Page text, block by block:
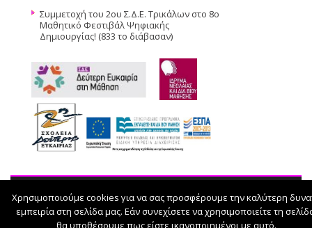
Συμμετοχή του 2ου Σ.Δ.Ε. Τρικάλων στο 8ο
Μαθητικό Φεστιβάλ Ψηφιακής
Δημιουργίας! (833 το διάβασαν)
© 2026
Χρησιμοποιούμε cookies για να σας προσφέρουμε την καλύτερη
εμπειρία στη σελίδα μας. Εάν συνεχίσετε να χρησιμοποιείτε τη
θα υποθέσουμε πως είστε ικανοποιημένοι με αυτό.